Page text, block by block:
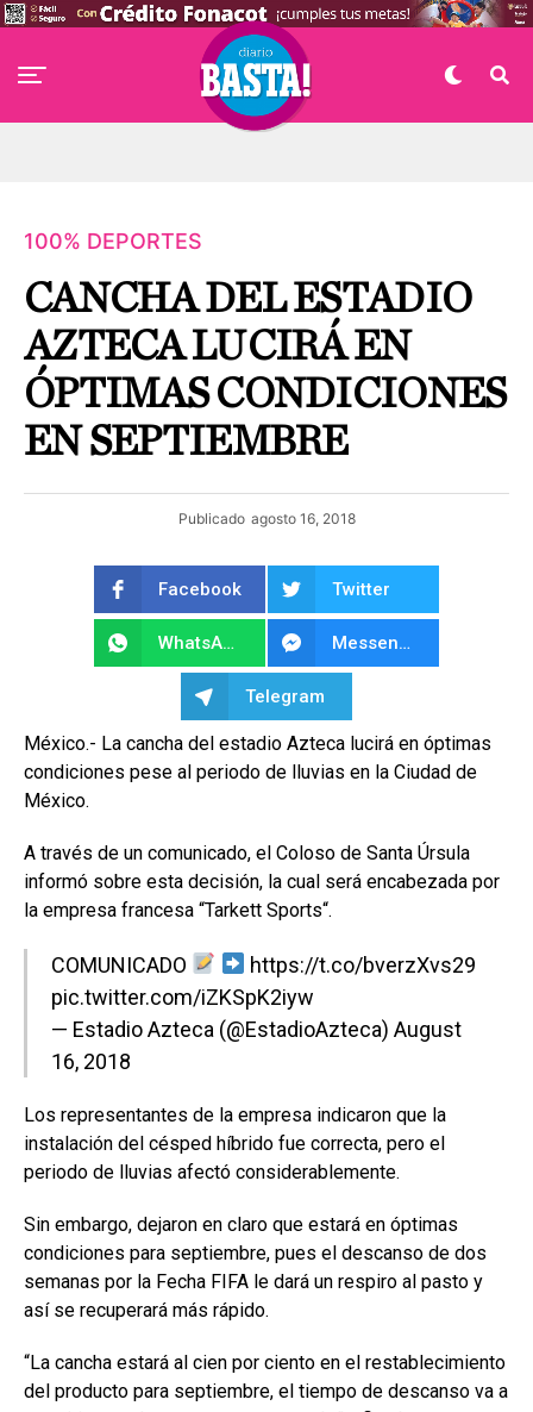
100% DEPORTES
CANCHA DEL ESTADIO
AZTECA LUCIRÁ EN
ÓPTIMAS CONDICIONES
EN SEPTIEMBRE
Publicado agosto 16, 2018
Facebook Twitter
WhatsApp Messenger
Telegram
México.- La cancha del estadio Azteca lucirá en óptimas
condiciones pese al periodo de lluvias en la Ciudad de
México.
A través de un comunicado, el Coloso de Santa Úrsula
informó sobre esta decisión, la cual será encabezada por
la empresa francesa “Tarkett Sports“.
COMUNICADO
https://t.co/bverzXvs29
pic.twitter.com/iZKSpK2iyw
— Estadio Azteca (@EstadioAzteca) August
16, 2018
Los representantes de la empresa indicaron que la
instalación del césped híbrido fue correcta, pero el
periodo de lluvias afectó considerablemente.
Sin embargo, dejaron en claro que estará en óptimas
condiciones para septiembre, pues el descanso de dos
semanas por la Fecha FIFA le dará un respiro al pasto y
así se recuperará más rápido.
“La cancha estará al cien por ciento en el restablecimiento
del producto para septiembre, el tiempo de descanso va a